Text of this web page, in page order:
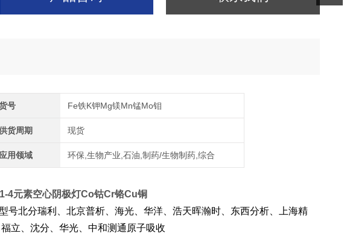
号 Fe铁K钾Mg镁Mn锰Mo钼
货周期 现货
应用领域 环保,生物产业,石油,制药/生物制药,综合
4元素空心阴极灯Co钴Cr铬Cu铜
号北分瑞利、北京普析、海光、华洋、浩天晖瀚时、东西分析、上海精
立、沈分、华光、中和测通原子吸收